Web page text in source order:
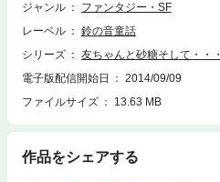
ジャンル
ファンタジー・SF
レーベル
鈴の音童話
シリーズ
友ちゃんと砂糖そして・・・
電子版配信開始日
2014/09/09
ファイルサイズ
13.63 MB
作品をシェアする